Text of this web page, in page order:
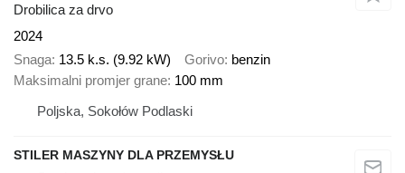
Drobilica za drvo
2024
Snaga 13.5 k.s. (9.92 kW) Gorivo benzin
Maksimalni promjer grane 100 mm
Poljska, Sokołów Podlaski
STILER MASZYNY DLA PRZEMYSŁU